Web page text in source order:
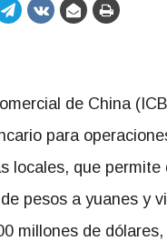
de China
para
locales, que
pesos a yuanes y
millones de